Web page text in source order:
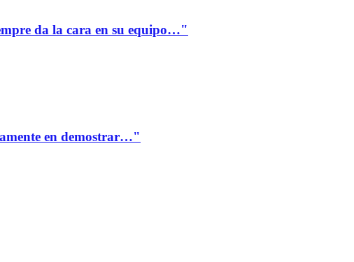
da la cara en su equipo…"
en demostrar…"